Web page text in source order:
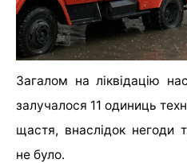
Загалом на ліквідацію
залучалося 11 одиниць
щастя, внаслідок негоди
не було.